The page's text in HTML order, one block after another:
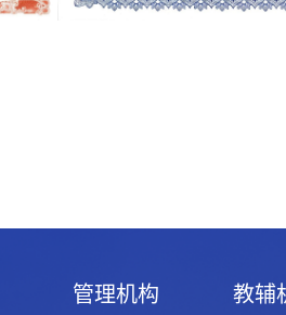
管理机构 教辅